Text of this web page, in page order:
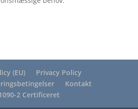
(EU)
Privacy Policy
Kontakt
2 Certificeret